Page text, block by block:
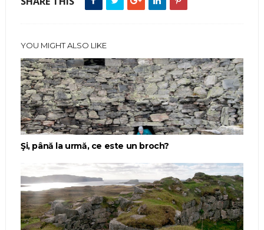
YOU MIGHT ALSO LIKE
Şi, până la urmă, ce este un broch?